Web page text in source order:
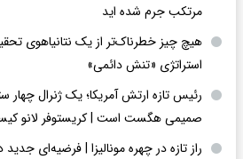
مرتکب جرم شده اید
هیچ چیز خطرناک‌تر از یک نتانیاهوی
استراتژی «تنش دائمی»
رئیس تازه ارتش آمریکا؛ یک ژنرال چهار
صمیمی هگست است | کریستوفر لانو
راز تازه در چهره مونالیزا | فرضیه‌ای